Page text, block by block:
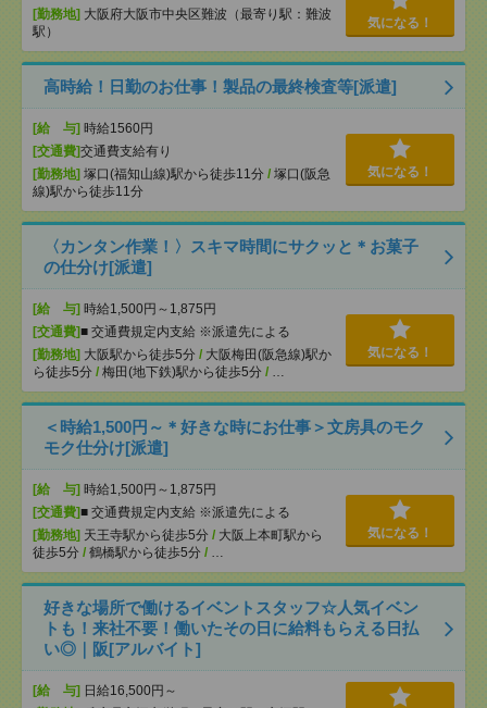
[勤務地] 大阪府大阪市中央区難波（最寄り駅：難波
駅）
気になる！
高時給！日勤のお仕事！製品の最終検査等[派遣]
[給 与] 時給1560円
[交通費]交通費支給有り
[勤務地] 塚口(福知山線)駅から徒歩11分 / 塚口(阪急
線)駅から徒歩11分
気になる！
〈カンタン作業！〉スキマ時間にサクッと＊お菓子
の仕分け[派遣]
[給 与] 時給1,500円～1,875円
[交通費]■ 交通費規定内支給 ※派遣先による
[勤務地] 大阪駅から徒歩5分 / 大阪梅田(阪急線)駅か
ら徒歩5分 / 梅田(地下鉄)駅から徒歩5分 / …
気になる！
＜時給1,500円～＊好きな時にお仕事＞文房具のモク
モク仕分け[派遣]
[給 与] 時給1,500円～1,875円
[交通費]■ 交通費規定内支給 ※派遣先による
[勤務地] 天王寺駅から徒歩5分 / 大阪上本町駅から
徒歩5分 / 鶴橋駅から徒歩5分 / …
気になる！
好きな場所で働けるイベントスタッフ☆人気イベン
トも！来社不要！働いたその日に給料もらえる日払
い◎｜阪[アルバイト]
[給 与] 日給16,500円～